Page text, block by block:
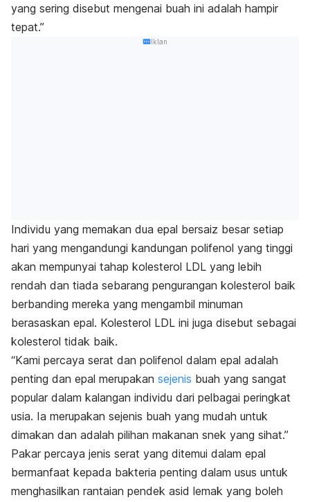
yang sering disebut mengenai buah ini adalah hampir
tepat.”
Iklan
Individu yang memakan dua epal bersaiz besar setiap
hari yang mengandungi kandungan polifenol yang tinggi
akan mempunyai tahap kolesterol LDL yang lebih
rendah dan tiada sebarang pengurangan kolesterol baik
berbanding mereka yang mengambil minuman
berasaskan epal. Kolesterol LDL ini juga disebut sebagai
kolesterol tidak baik.
“Kami percaya serat dan polifenol dalam epal adalah
penting dan epal merupakan sejenis buah yang sangat
popular dalam kalangan individu dari pelbagai peringkat
usia. Ia merupakan sejenis buah yang mudah untuk
dimakan dan adalah pilihan makanan snek yang sihat.”
Pakar percaya jenis serat yang ditemui dalam epal
bermanfaat kepada bakteria penting dalam usus untuk
menghasilkan rantaian pendek asid lemak yang boleh